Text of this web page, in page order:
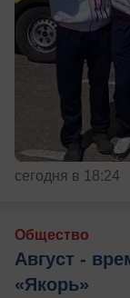
сегодня в 18:24
Общество
Август -
«Якорь»